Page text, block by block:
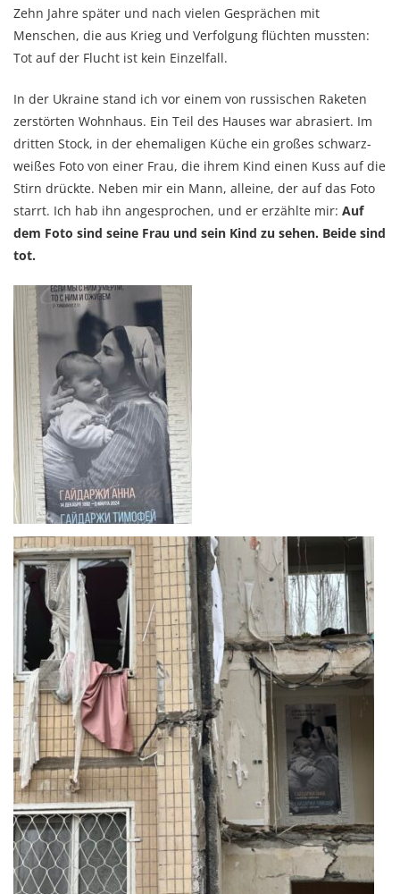
Zehn Jahre später und nach vielen Gesprächen mit
Menschen, die aus Krieg und Verfolgung flüchten mussten:
Tot auf der Flucht ist kein Einzelfall.
In der Ukraine stand ich vor einem von russischen Raketen
zerstörten Wohnhaus. Ein Teil des Hauses war abrasiert. Im
dritten Stock, in der ehemaligen Küche ein großes schwarz-
weißes Foto von einer Frau, die ihrem Kind einen Kuss auf die
Stirn drückte. Neben mir ein Mann, alleine, der auf das Foto
starrt. Ich hab ihn angesprochen, und er erzählte mir: Auf
dem Foto sind seine Frau und sein Kind zu sehen. Beide sind
tot.